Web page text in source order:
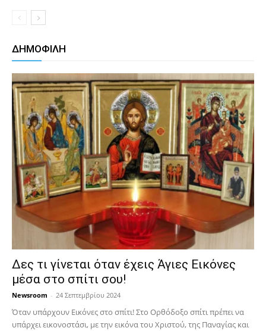
ΔΗΜΟΦΙΛΗ
Δες τι γίνεται όταν έχεις Άγιες Εικόνες
μέσα στο σπίτι σου!
Newsroom - 24 Σεπτεμβρίου 2024
Όταν υπάρχουν Εικόνες στο σπίτι! Στο Ορθόδοξο σπίτι πρέπει να
υπάρχει εικονοστάσι, με την εικόνα του Χριστού, της Παν­αγίας και